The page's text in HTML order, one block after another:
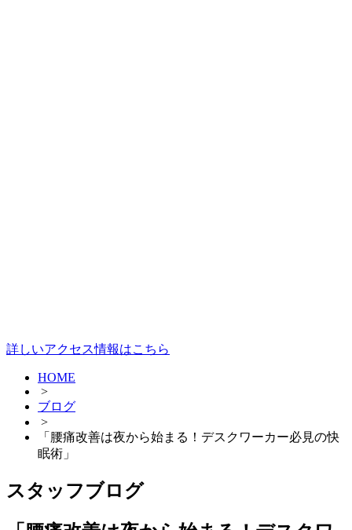
詳しいアクセス情報はこちら
HOME
>
ブログ
>
「腰痛改善は夜から始まる！デスクワーカー必見の快
眠術」
スタッフブログ